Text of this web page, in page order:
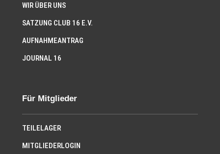
WIR ÜBER UNS
SATZUNG CLUB 16 E.V.
AUFNAHMEANTRAG
JOURNAL 16
Für Mitglieder
TEILELAGER
MITGLIEDERLOGIN